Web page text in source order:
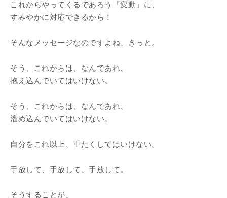
これからやってくるであろう「変動」に、
すみやかに対応できるから！
そんなメッセージなのですよね、きっと。
そう、これからは、なんであれ、
抱え込んでいてはいけない。
そう、これからは、なんであれ、
溜め込んでいてはいけない。
自分をこれ以上、重たくしてはいけない。
手放して、手放して、手放して。
そうすることが、